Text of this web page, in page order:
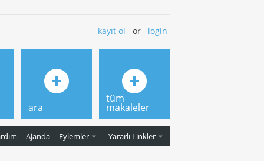
kayıt ol or login
Ajanda Eylemler Yararlı Linkler
ara
tüm
makaleler